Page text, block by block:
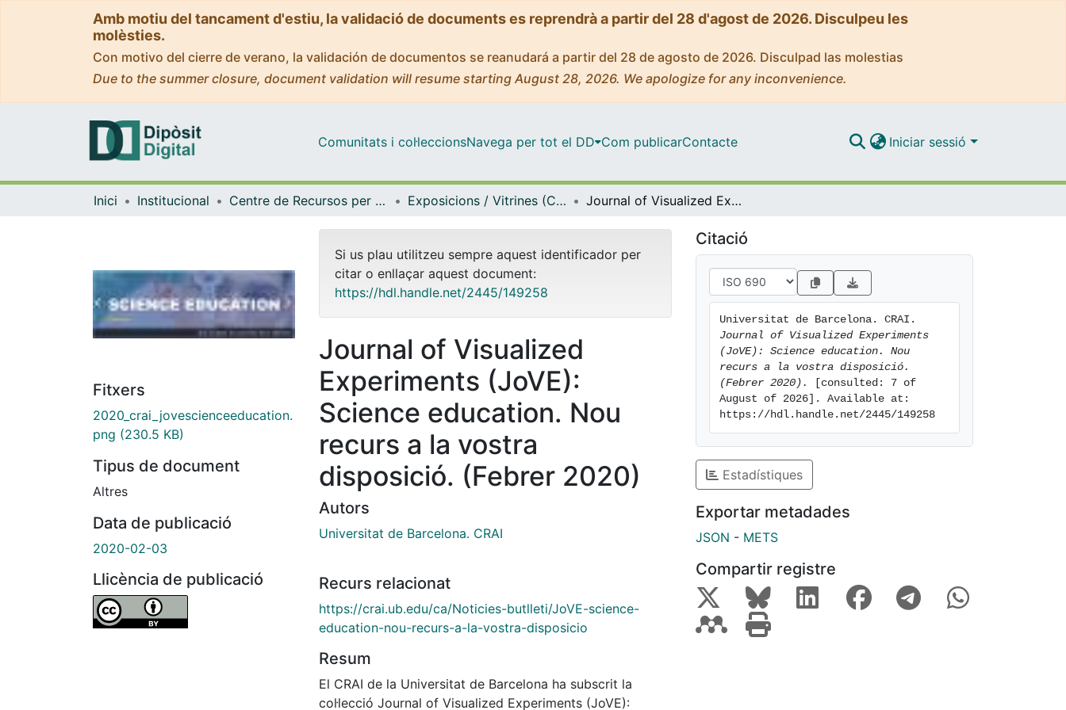
Amb motiu del tancament d'estiu, la validació de documents es reprendrà a partir del 28 d'agost de 2026. Disculpeu les
molèsties.
Con motivo del cierre de verano, la validación de documentos se reanudará a partir del 28 de agosto de 2026. Disculpad las molestias
Due to the summer closure, document validation will resume starting August 28, 2026. We apologize for any inconvenience.
Comunitats i col·leccionsNavega per tot el DD Com publicarContacte Iniciar sessió
Inici Institucional Centre de Recursos per a l'Aprenentatge i la Investigació (CRAI-UB) - Institucional Exposicions / Vitrines (CRAI-UB) Journal of Visualized Experiments (JoVE): Science education. Nou recurs a la vostra disposició. (Febrer 2020)
Fitxers
2020_crai_jovescienceeducation.
png (230.5 KB)
Tipus de document
Altres
Data de publicació
2020-02-03
Llicència de publicació
Si us plau utilitzeu sempre aquest identificador per
citar o enllaçar aquest document:
https://hdl.handle.net/2445/149258
Journal of Visualized
Experiments (JoVE):
Science education. Nou
recurs a la vostra
disposició. (Febrer 2020)
Autors
Universitat de Barcelona. CRAI
Recurs relacionat
https://crai.ub.edu/ca/Noticies-butlleti/JoVE-science-
education-nou-recurs-a-la-vostra-disposicio
Resum
El CRAI de la Universitat de Barcelona ha subscrit la
col·lecció Journal of Visualized Experiments (JoVE):
Citació
Journal of Visualized Experiments
(JoVE): Science education. Nou
recurs a la vostra disposició.
(Febrer 2020).
[consulted: 7 of
August of 2026]. Available at:
https://hdl.handle.net/2445/149258
Estadístiques
Exportar metadades
JSON - METS
Compartir registre